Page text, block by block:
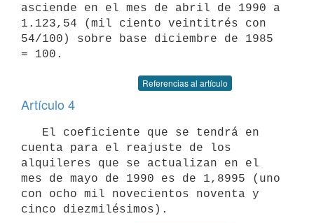
asciende en el mes de abril de 1990 a
1.123,54 (mil ciento veintitrés con
54/100) sobre base diciembre de 1985
Referencias al artículo
Artículo 4
cuenta para el reajuste de los
alquileres que se actualizan en el
mes de mayo de 1990 es de 1,8995 (uno
con ocho mil novecientos noventa y